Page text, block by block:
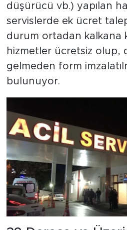
düşürücü vb.) yapılan
servislerde ek ücret
durum ortadan kalkana
hizmetler ücretsiz olup,
gelmeden form
bulunuyor.